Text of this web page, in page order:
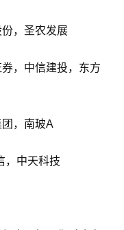
，圣农发展
，中信建投，东方
，南玻A
，中天科技